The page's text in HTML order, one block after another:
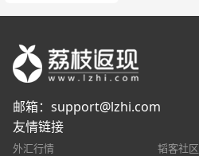
邮箱： support@lzhi.com
友情链接
外汇行情 韬客社区